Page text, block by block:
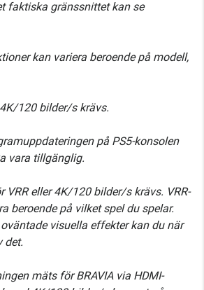
faktiska gränssnittet kan se
kan variera beroende på modell,
120 bilder/s krävs.
på PS5-konsolen
vara tillgänglig.
VRR eller 4K/120 bilder/s krävs. VRR-
beroende på vilket spel du spelar.
oväntade visuella effekter kan du när
det.
mäts för BRAVIA via HDMI-